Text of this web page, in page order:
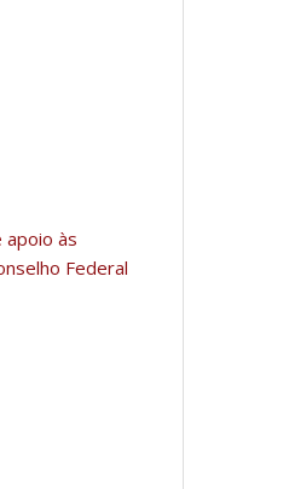
apoio às
Federal